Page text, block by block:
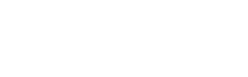
。
さ